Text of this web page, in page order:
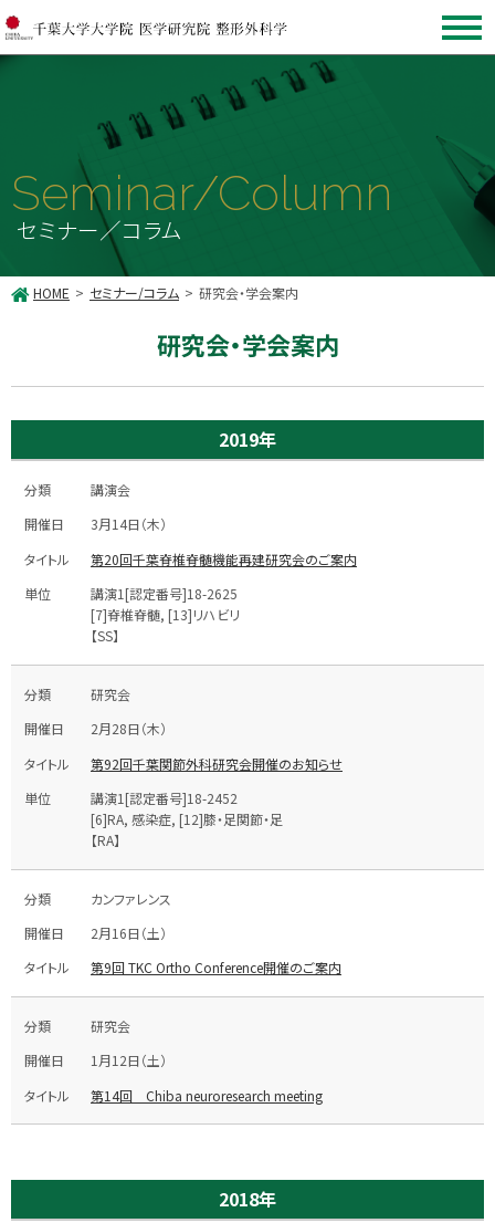
Seminar/Column
セミナー／コラム
HOME セミナー/コラム 研究会・学会案内
研究会・学会案内
2019年
講演会
3月14日（木）
第20回千葉脊椎脊髄機能再建研究会のご案内
講演1[認定番号]18-2625
[7]脊椎脊髄, [13]リハビリ
【SS】
研究会
2月28日（木）
第92回千葉関節外科研究会開催のお知らせ
講演1[認定番号]18-2452
[6]RA, 感染症, [12]膝・足関節・足
【RA】
カンファレンス
2月16日（土）
第9回 TKC Ortho Conference開催のご案内
研究会
1月12日（土）
第14回 Chiba neuroresearch meeting
2018年